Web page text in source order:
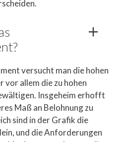
versucht man die hohen
allem die zu hohen
Insgeheim erhofft
Maß an Belohnung zu
sind in der Grafik die
und die Anforderungen